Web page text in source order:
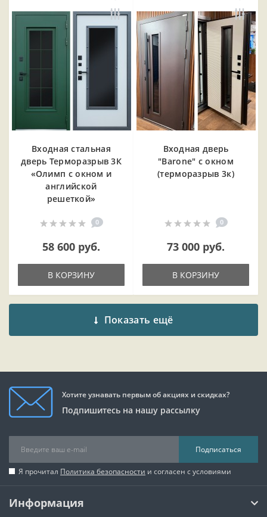
Входная cтальная
дверь Терморазрыв 3К
«Олимп с окном и
английской
решеткой»
0
58 600 руб.
В КОРЗИНУ
Входная дверь
"Barone" с окном
(терморазрыв 3к)
0
73 000 руб.
В КОРЗИНУ
Показать ещё
Хотите узнавать первым об акциях и скидках?
Подпишитесь на нашу рассылку
Подписаться
Я прочитал Политика безопасности и согласен с условиями
Информация